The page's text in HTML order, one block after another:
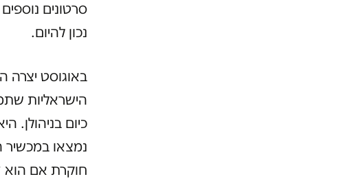
נכון להיום.
באוגוסט יצרה
הישראליות
כיום
נמצאו במכשיר
חוקרת אם הוא